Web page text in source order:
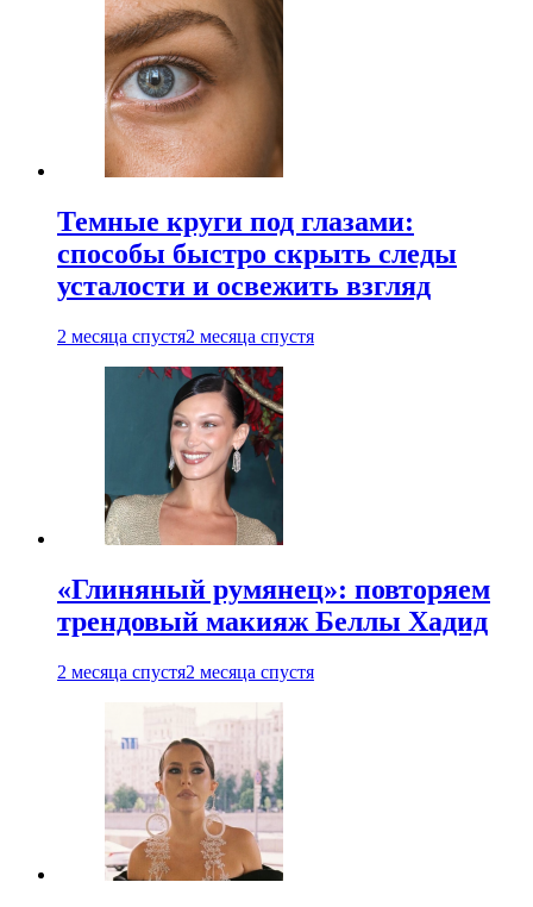
Темные круги под глазами:
способы быстро скрыть следы
усталости и освежить взгляд
2 месяца спустя2 месяца спустя
«Глиняный румянец»: повторяем
трендовый макияж Беллы Хадид
2 месяца спустя2 месяца спустя